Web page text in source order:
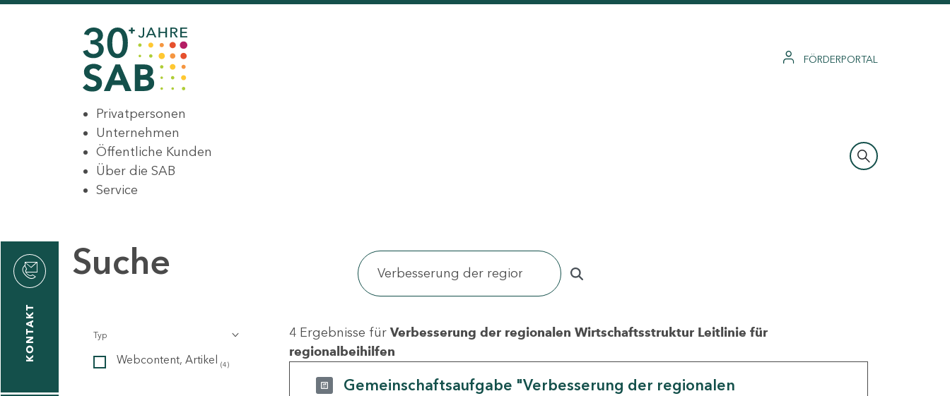
FÖRDERPORTAL
Privatpersonen
Unternehmen
Öffentliche Kunden
Über die SAB
Service
KONTAKT
Suche
Typ
Webcontent, Artikel (4)
4 Ergebnisse für Verbesserung der regionalen Wirtschaftsstruktur Leitlinie für
regionalbeihilfen
Gemeinschaftsaufgabe "Verbesserung der regionalen